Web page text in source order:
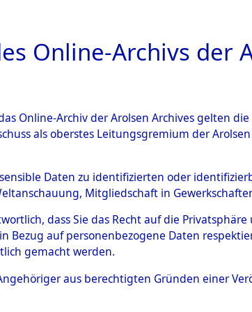
ARCHIVALE ÜBERSICHT
→Kreis
0059
Online-Archivs der
Online-Archiv der Arolsen Archives gelten
als oberstes Leitungsgremium der
Daten zu identifizierten oder
Mitgliedschaft in
dass Sie das Recht auf die
Bezug auf personenbezogene Daten
gemacht werden.
aus berechtigten Gründen einer